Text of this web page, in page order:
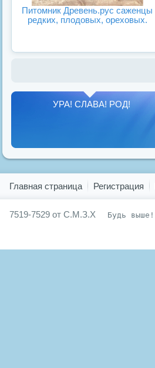
Питомник Древень.рус саженцы
редких, плодовых, ореховых.
УРА! СЛАВА! РОД!
Главная страница Регистрация
7519-7529 от С.М.З.Х Будь выше!